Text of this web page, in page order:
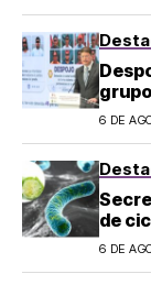
6 DE
de
6 DE